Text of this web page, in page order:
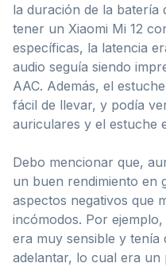
la duración de la batería
tener un Xiaomi Mi 12
específicas, la latencia
audio seguía siendo
AAC. Además, el
fácil de llevar, y podía
auriculares y el estuche
Debo mencionar que,
un buen rendimiento en
aspectos negativos que
incómodos. Por
era muy sensible y tenía
adelantar, lo cual era